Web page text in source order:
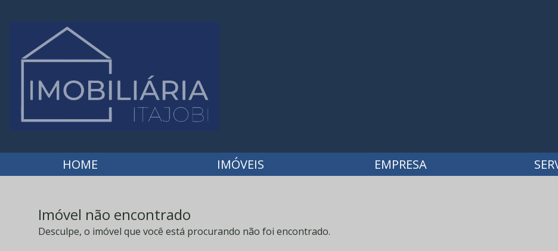
HOME IMÓVEIS EMPRESA
Imóvel não encontrado
Desculpe, o imóvel que você está procurando não foi encontrado.